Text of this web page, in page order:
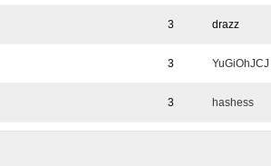
3 drazz
3 YuGiOhJCJ
3 hashess